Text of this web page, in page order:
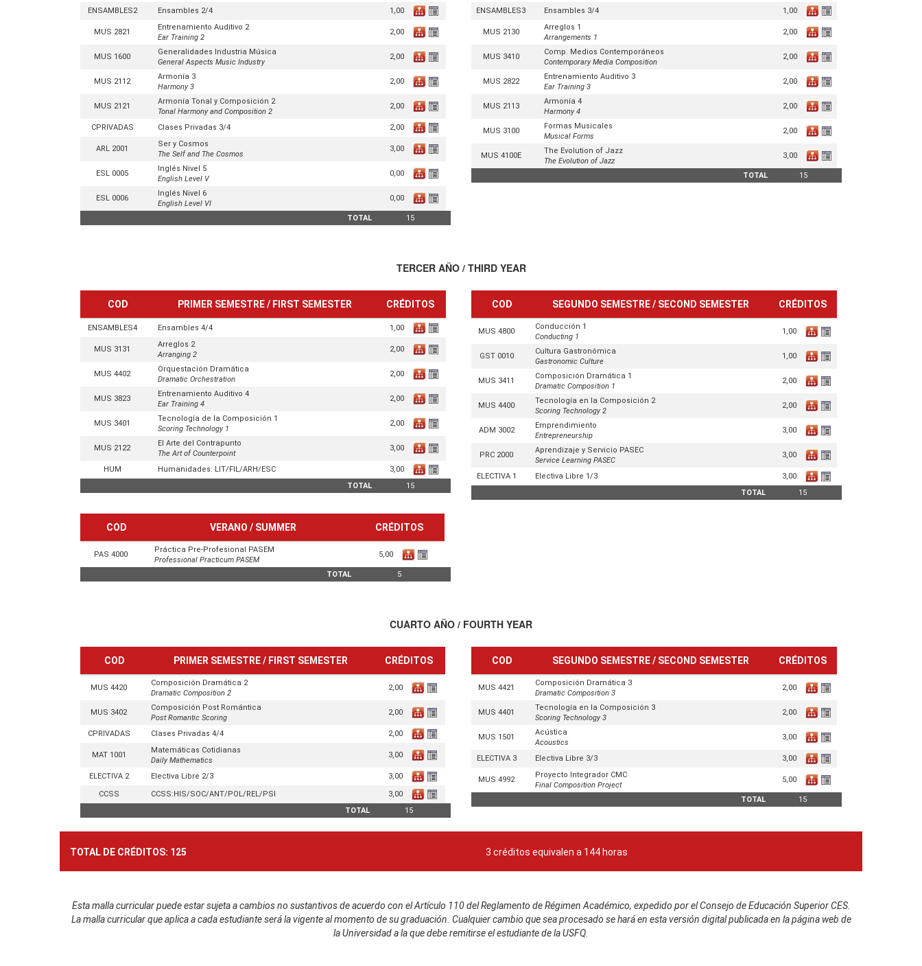
ENSAMBLES2 Ensambles 2/4 1,00
MUS 2821
Entrenamiento Auditivo 2
Ear Training 2
2,00
MUS 1600
Generalidades Industria Música
General Aspects Music Industry
2,00
MUS 2112
Armonía 3
Harmony 3
2,00
MUS 2121
Armonía Tonal y Composición 2
Tonal Harmony and Composition 2
2,00
CPRIVADAS Clases Privadas 3/4 2,00
ARL 2001
Ser y Cosmos
The Self and The Cosmos
3,00
ESL 0005
Inglés Nivel 5
English Level V
0,00
ESL 0006
Inglés Nivel 6
English Level VI
0,00
TOTAL 15
ENSAMBLES3 Ensambles 3/4 1,00
MUS 2130
Arreglos 1
Arrangements 1
2,00
MUS 3410
Comp. Medios Contemporáneos
Contemporary Media Composition
2,00
MUS 2822
Entrenamiento Auditivo 3
Ear Training 3
2,00
MUS 2113
Armonía 4
Harmony 4
2,00
MUS 3100
Formas Musicales
Musical Forms
2,00
MUS 4100E
The Evolution of Jazz
The Evolution of Jazz
3,00
TOTAL 15
TERCER AÑO / THIRD YEAR
COD PRIMER SEMESTRE / FIRST SEMESTER CRÉDITOS
ENSAMBLES4 Ensambles 4/4 1,00
MUS 3131
Arreglos 2
Arranging 2
2,00
MUS 4402
Orquestación Dramática
Dramatic Orchestration
2,00
MUS 3823
Entrenamiento Auditivo 4
Ear Training 4
2,00
MUS 3401
Tecnología de la Composición 1
Scoring Technology 1
2,00
MUS 2122
El Arte del Contrapunto
The Art of Counterpoint
3,00
HUM Humanidades: LIT/FIL/ARH/ESC
3,00
TOTAL
15
COD SEGUNDO SEMESTRE / SECOND SEMESTER CRÉDITOS
MUS 4800
Conducción 1
Conducting 1
1,00
GST 0010
Cultura Gastronómica
Gastronomic Culture
1,00
MUS 3411
Composición Dramática 1
Dramatic Composition 1
2,00
MUS 4400
Tecnología en la Composición 2
Scoring Technology 2
2,00
ADM 3002
Emprendimiento
Entrepreneurship
3,00
PRC 2000
Aprendizaje y Servicio PASEC
Service Learning PASEC
3,00
ELECTIVA 1 Electiva Libre 1/3
3,00
TOTAL
15
COD VERANO / SUMMER CRÉDITOS
PAS 4000
Práctica Pre-Profesional PASEM
Professional Practicum PASEM
5,00
TOTAL 5
CUARTO AÑO / FOURTH YEAR
COD PRIMER SEMESTRE / FIRST SEMESTER CRÉDITOS
MUS 4420
Composición Dramática 2
Dramatic Composition 2
2,00
MUS 3402
Composición Post Romántica
Post Romantic Scoring
2,00
CPRIVADAS Clases Privadas 4/4 2,00
MAT 1001
Matemáticas Cotidianas
Daily Mathematics
3,00
ELECTIVA 2 Electiva Libre 2/3 3,00
CCSS CCSS:HIS/SOC/ANT/POL/REL/PSI
3,00
TOTAL
15
COD SEGUNDO SEMESTRE / SECOND SEMESTER CRÉDITOS
MUS 4421
Composición Dramática 3
Dramatic Composition 3
2,00
MUS 4401
Tecnología en la Composición 3
Scoring Technology 3
2,00
MUS 1501
Acústica
Acoustics
3,00
ELECTIVA 3 Electiva Libre 3/3 3,00
MUS 4992
Proyecto Integrador CMC
Final Composition Project
5,00
TOTAL 15
TOTAL DE CRÉDITOS: 125 3 créditos equivalen a 144horas
Esta malla curricular puede estar sujeta a cambios no sustantivos de acuerdo con el Artículo 110 del Reglamento de Régimen Académico, expedido por el Consejo de Educación Superior CES.
La malla curricular que aplica a cada estudiante será la vigente al momento de su graduación. Cualquier cambio que sea procesado se hará en esta versión digital publicada en la página web de
la Universidad a la que debe remitirse el estudiante de la USFQ.